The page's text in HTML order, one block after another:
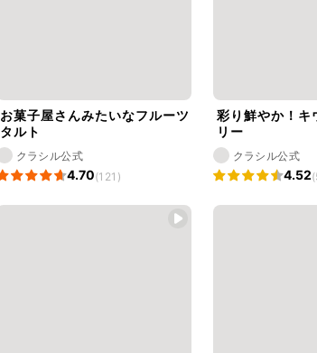
お菓子屋さんみたいなフルーツ
タルト
クラシル公式
4.70(121)
彩り鮮やか！キ
リー
クラシル公式
4.52